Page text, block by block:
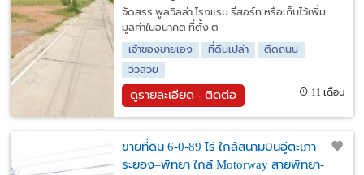
จัดสรร พูลวิลล่า โรงแรม รีสอร์ท หรือเก็บไว้เพิ่ม
มูลค่าในอนาคต ที่ตั้ง ต
เจ้าของขายเอง
ที่ดินเปล่า
ติดถนน
วิวสวย
ดูรายละเอียด - ติดต่อ 11 เดือน
ขายที่ดิน 6-0-89 ไร่ ใกล้สนามบินอู่ตะเภา
ระยอง–พัทยา ใกล้ Motorway สายพัทยา-